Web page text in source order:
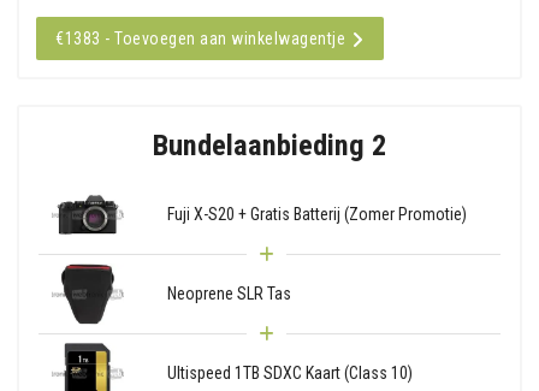
€1383 - Toevoegen aan winkelwagentje
Bundelaanbieding 2
Fuji X-S20 + Gratis Batterij (Zomer Promotie)
Neoprene SLR Tas
Ultispeed 1TB SDXC Kaart (Class 10)